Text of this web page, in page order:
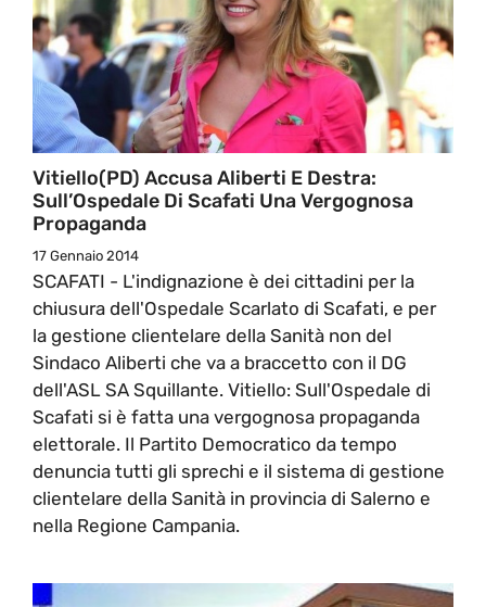
Vitiello(PD) Accusa Aliberti E Destra:
Sull’Ospedale Di Scafati Una Vergognosa
Propaganda
17 Gennaio 2014
SCAFATI - L'indignazione è dei cittadini per la
chiusura dell'Ospedale Scarlato di Scafati, e per
la gestione clientelare della Sanità non del
Sindaco Aliberti che va a braccetto con il DG
dell'ASL SA Squillante. Vitiello: Sull'Ospedale di
Scafati si è fatta una vergognosa propaganda
elettorale. Il Partito Democratico da tempo
denuncia tutti gli sprechi e il sistema di gestione
clientelare della Sanità in provincia di Salerno e
nella Regione Campania.